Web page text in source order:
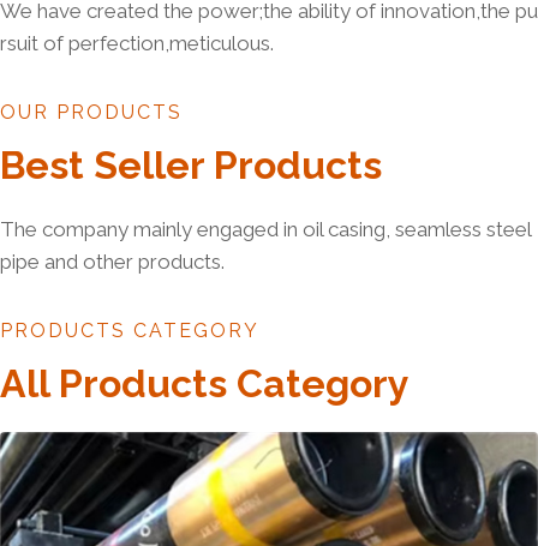
We have created the power;the ability of innovation,the pu
rsuit of perfection,meticulous.
OUR PRODUCTS
Best Seller Products
The company mainly engaged in oil casing, seamless steel
pipe and other products.
PRODUCTS CATEGORY
All Products Category